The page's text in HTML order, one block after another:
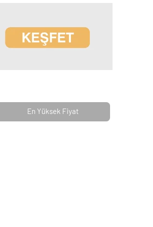
En Yüksek Fiyat